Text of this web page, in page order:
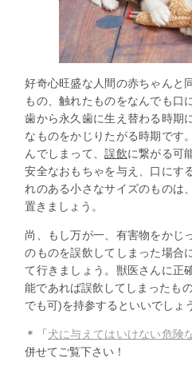
好奇心旺盛な人間の赤ちゃんと
もの、触れたものをなんでも口
歯から永久歯に生え替わる時期
なものをかじりたがる時期です
んでしまって、誤飲に繋がる可
安全なおもちゃを与え、口にす
れのある小さなサイズのものは
置きましょう。
尚、もし万が一、有害物をかじ
のものを誤飲してしまった場合
て行きましょう。獣医さんに正
能であれば誤飲してしまったも
でも可)を持参するといいでしょ
＊「 犬に与えてはいけない危険
併せてご覧下さい！